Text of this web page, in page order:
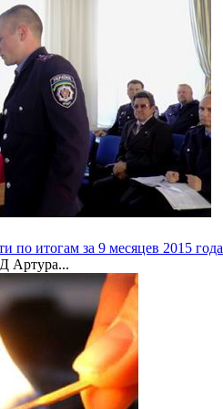
по итогам за 9 месяцев 2015 года
Артура...